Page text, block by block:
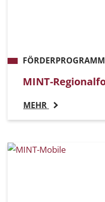
FÖRDERPROGRAMM
MINT-
MEHR